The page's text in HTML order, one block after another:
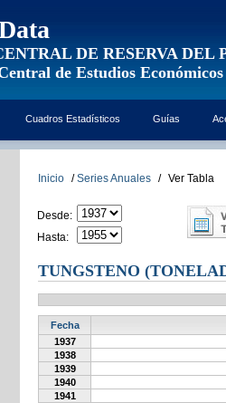
DE RESERVA DEL
de Estudios Económicos
Cuadros Estadísticos Guías
Inicio / Series Anuales / Ver Tabla
Desde:
Hasta:
TUNGSTENO
Fecha
1937
1938
1939
1940
1941